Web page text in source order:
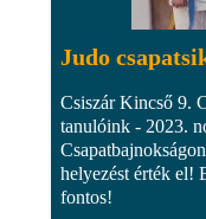
Judo
Csiszár Kincső 9.
tanulóink - 2023.
helyezést érték el!
fontos!